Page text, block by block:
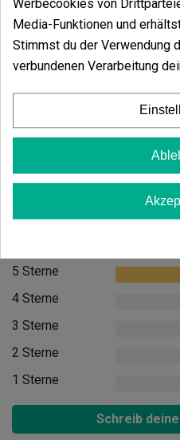
In den Warenkorb
5 Sterne
4 Sterne
3 Sterne
2 Sterne
1 Sterne
Schreib
Werbecookies von
Media-Funktionen und
Stimmst du der Verwendung
verbundenen Verarbeitung